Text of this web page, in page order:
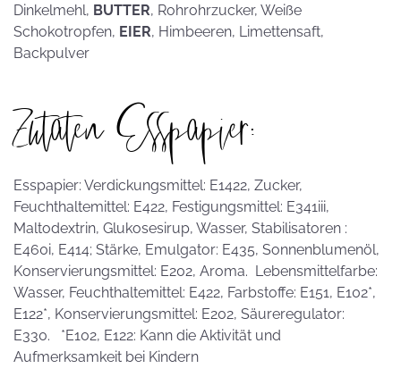
Dinkelmehl, BUTTER, Rohrohrzucker, Weiße
Schokotropfen, EIER, Himbeeren, Limettensaft,
Backpulver
Zutaten Esspapier:
Esspapier: Verdickungsmittel: E1422, Zucker,
Feuchthaltemittel: E422, Festigungsmittel: E341iii,
Maltodextrin, Glukosesirup, Wasser, Stabilisatoren :
E460i, E414; Stärke, Emulgator: E435, Sonnenblumenöl,
Konservierungsmittel: E202, Aroma. Lebensmittelfarbe:
Wasser, Feuchthaltemittel: E422, Farbstoffe: E151, E102*,
E122*, Konservierungsmittel: E202, Säureregulator:
E330. *E102, E122: Kann die Aktivität und
Aufmerksamkeit bei Kindern